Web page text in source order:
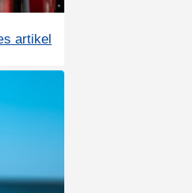
artikel